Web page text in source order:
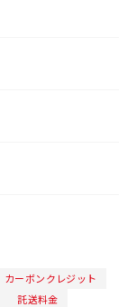
カーボンクレジット
託送料金